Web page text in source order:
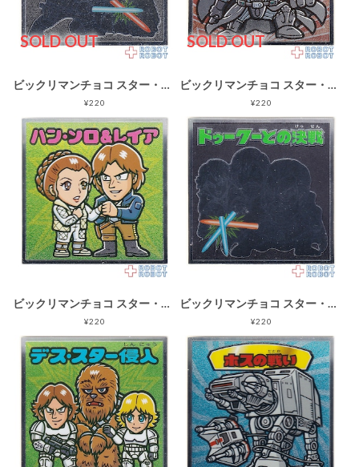
SOLD OUT
ビックリマンチョコ スター・ウォーズ 名シーン総集編 コレクターシール No.16ダース・ベイダーとの戦い
¥220
SOLD OUT
ビックリマンチョコ スター・ウォーズ 名シーン総集編 コレクターシール No.17私がお前の父だ
¥220
ビックリマンチョコ スター・ウォーズ 名シーン総集編 コレクターシール No.14ハンソロ&レイア
¥220
ビックリマンチョコ スター・ウォーズ 名シーン総集編 コレクターシール No.06ドゥークーとの決戦
¥220